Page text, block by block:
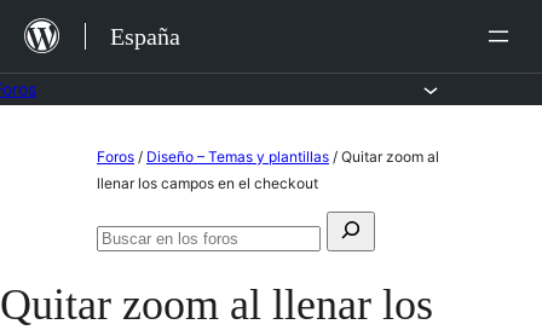
Saltar
contenido
España
Foros / Diseño – Temas y plantillas / Quitar zoom al
llenar los campos en el checkout
Buscar:
Buscar
foros
Quitar zoom al llenar los